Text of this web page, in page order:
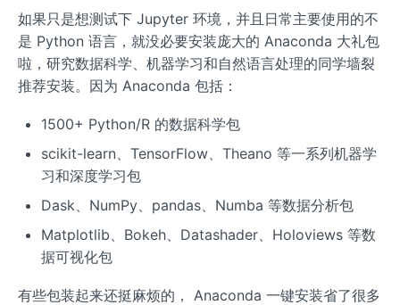
如果只是想测试下 Jupyter 环境，并且日常主要使用的不
是 Python 语言，就没必要安装庞大的 Anaconda 大礼包
啦，研究数据科学、机器学习和自然语言处理的同学墙裂
推荐安装。因为 Anaconda 包括：
1500+ Python/R 的数据科学包
scikit-learn、TensorFlow、Theano 等一系列机器学
习和深度学习包
Dask、NumPy、pandas、Numba 等数据分析包
Matplotlib、Bokeh、Datashader、Holoviews 等数
据可视化包
有些包装起来还挺麻烦的， Anaconda 一键安装省了很多